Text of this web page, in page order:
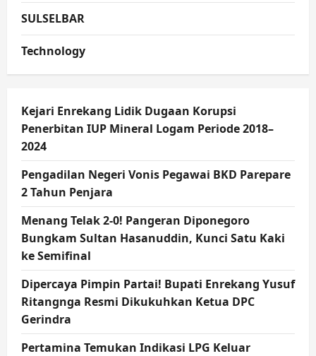
SULSELBAR
Technology
Kejari Enrekang Lidik Dugaan Korupsi
Penerbitan IUP Mineral Logam Periode 2018–
2024
Pengadilan Negeri Vonis Pegawai BKD Parepare
2 Tahun Penjara
Menang Telak 2-0! Pangeran Diponegoro
Bungkam Sultan Hasanuddin, Kunci Satu Kaki
ke Semifinal
Dipercaya Pimpin Partai! Bupati Enrekang Yusuf
Ritangnga Resmi Dikukuhkan Ketua DPC
Gerindra
Pertamina Temukan Indikasi LPG Keluar